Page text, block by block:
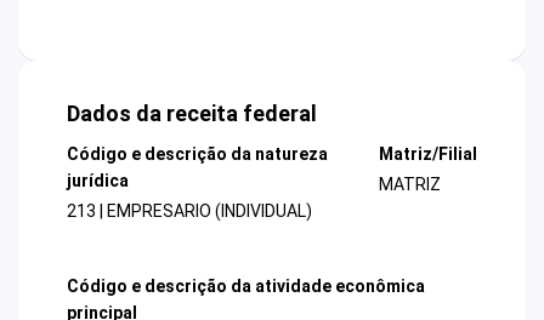
Dados da receita federal
Código e descrição da natureza
jurídica
213 | EMPRESARIO (INDIVIDUAL)
Matriz/Filial
MATRIZ
Código e descrição da atividade econômica
principal